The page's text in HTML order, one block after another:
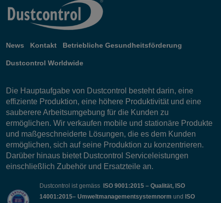
News Kontakt Betriebliche Gesundheitsförderung
Dustcontrol Worldwide
Die Hauptaufgabe von Dustcontrol besteht darin, eine
effiziente Produktion, eine höhere Produktivität und eine
sauberere Arbeitsumgebung für die Kunden zu
ermöglichen. Wir verkaufen mobile und stationäre Produkte
und maßgeschneiderte Lösungen, die es dem Kunden
ermöglichen, sich auf seine Produktion zu konzentrieren.
Darüber hinaus bietet Dustcontrol Serviceleistungen
einschließlich Zubehör und Ersatzteile an.
Dustcontrol ist gemäss ISO 9001:2015 – Qualität, ISO
14001:2015– Umweltmanagementsystemnorm und ISO